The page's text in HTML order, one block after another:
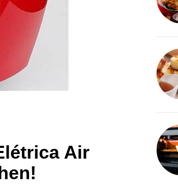
Air